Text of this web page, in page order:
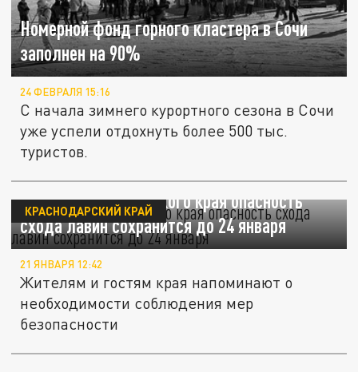
Номерной фонд горного кластера в Сочи
заполнен на 90%
24 ФЕВРАЛЯ 15:16
С начала зимнего курортного сезона в Сочи
уже успели отдохнуть более 500 тыс.
туристов.
В горах Краснодарского края опасность
схода лавин сохранится до 24 января
КРАСНОДАРСКИЙ КРАЙ
21 ЯНВАРЯ 12:42
Жителям и гостям края напоминают о
необходимости соблюдения мер
безопасности